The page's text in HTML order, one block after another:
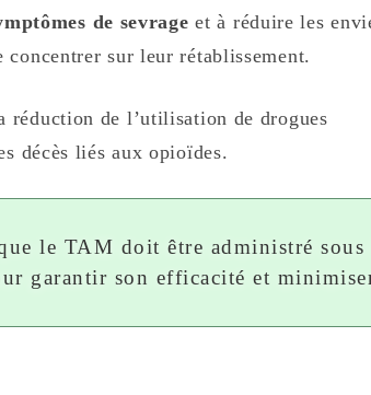
de sevrage et à réduire les
sur leur rétablissement.
de l’utilisation de drogues
décès liés aux opioïdes.
le TAM doit être administré sous
garantir son efficacité et